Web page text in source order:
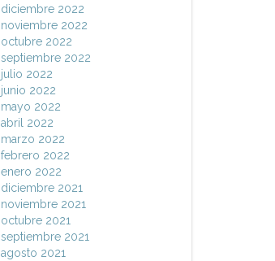
diciembre 2022
noviembre 2022
octubre 2022
septiembre 2022
julio 2022
junio 2022
mayo 2022
abril 2022
marzo 2022
febrero 2022
enero 2022
diciembre 2021
noviembre 2021
octubre 2021
septiembre 2021
agosto 2021